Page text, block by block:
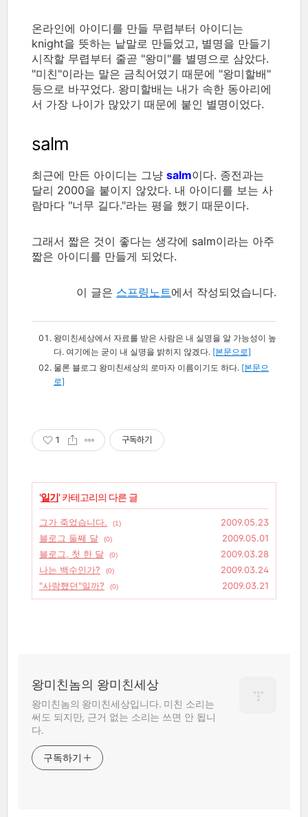
온라인에 아이디를 만들 무렵부터 아이디는
knight을 뜻하는 낱말로 만들었고, 별명을 만들기
시작할 무렵부터 줄곧 "왕미"를 별명으로 삼았다.
"미친"이라는 말은 금칙어였기 때문에 "왕미할배"
등으로 바꾸었다. 왕미할배는 내가 속한 동아리에
서 가장 나이가 많았기 때문에 붙인 별명이었다.
salm
최근에 만든 아이디는 그냥 salm이다. 종전과는
달리 2000을 붙이지 않았다. 내 아이디를 보는 사
람마다 "너무 길다."라는 평을 했기 때문이다.
그래서 짧은 것이 좋다는 생각에 salm이라는 아주
짧은 아이디를 만들게 되었다.
이 글은 스프링노트에서 작성되었습니다.
왕미친세상에서 자료를 받은 사람은 내 실명을 알 가능성이 높
다. 여기에는 굳이 내 실명을 밝히지 않겠다. [본문으로]
물론 블로그 왕미친세상의 로마자 이름이기도 하다. [본문으
로]
1 구독하기
'일기' 카테고리의 다른 글
그가 죽었습니다. (1)
2009.05.23
블로그 둘째 달
(0)
2009.05.01
블로그, 첫 한 달
(0)
2009.03.28
나는 백수인가?
(0)
2009.03.24
"사랑했던"일까?
(0) 2009.03.21
왕미친놈의 왕미친세상
왕미친놈의 왕미친세상입니다. 미친 소리는
써도 되지만, 근거 없는 소리는 쓰면 안 됩니
다.
구독하기